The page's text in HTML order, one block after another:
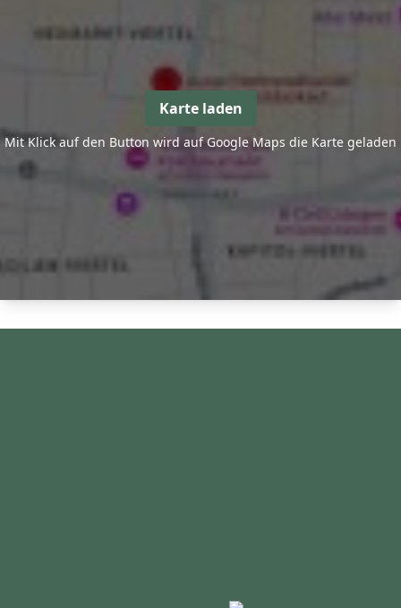
Karte laden
Mit Klick auf den Button wird auf Google Maps die Karte geladen